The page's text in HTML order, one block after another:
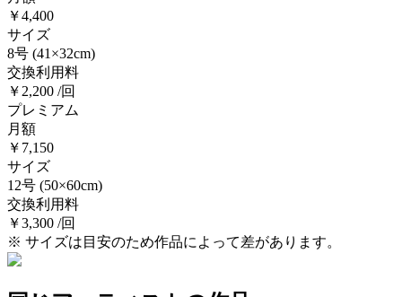
￥4,400
サイズ
8号 (41×32cm)
交換利用料
￥2,200 /回
プレミアム
月額
￥7,150
サイズ
12号 (50×60cm)
交換利用料
￥3,300 /回
※ サイズは目安のため作品によって差があります。